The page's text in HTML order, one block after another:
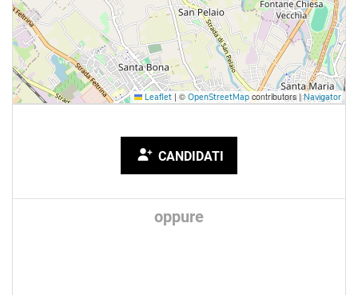
Leaflet | © OpenStreetMapcontributors |Navigator
CANDIDATI
oppure